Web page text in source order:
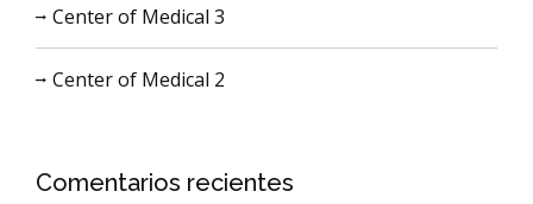
Center of Medical 3
Center of Medical 2
Comentarios recientes